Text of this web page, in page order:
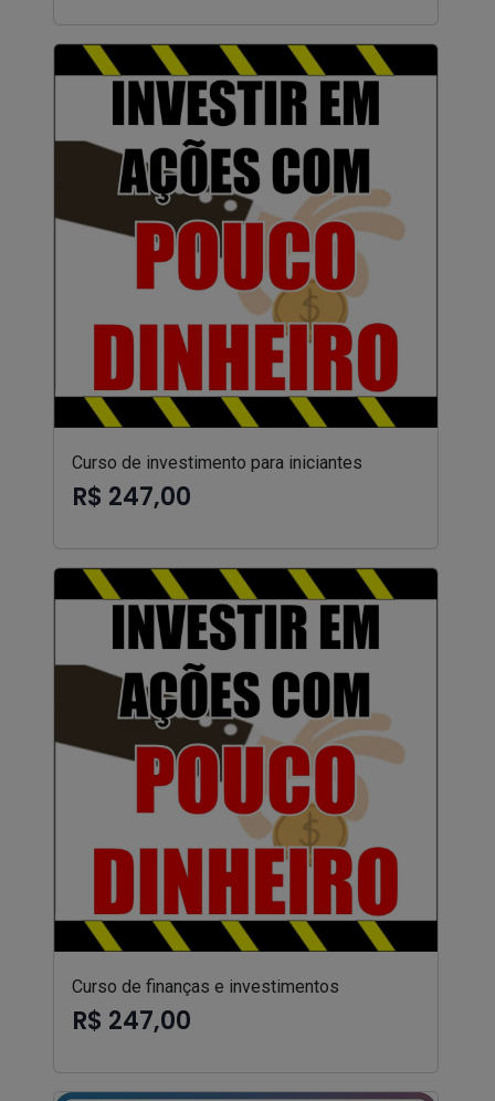
Curso de investimento para iniciantes
R$ 247,00
Curso de finanças e investimentos
R$ 247,00